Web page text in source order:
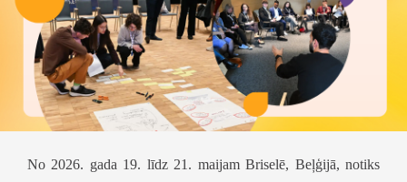
No 2026. gada 19. līdz 21. maijam Briselē, Beļģijā, notiks